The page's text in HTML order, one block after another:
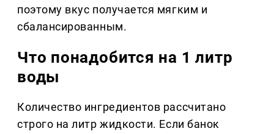
поэтому вкус получается мягким и
сбалансированным.
Что понадобится на 1 литр
воды
Количество ингредиентов рассчитано
строго на литр жидкости. Если банок